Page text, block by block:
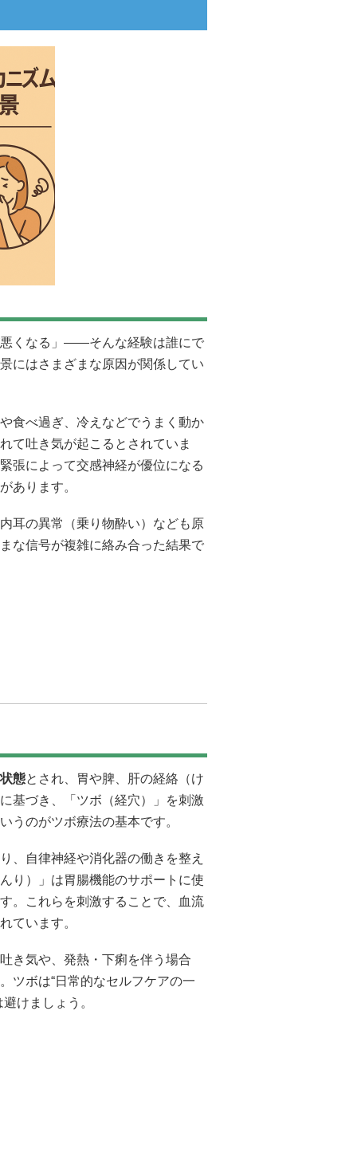
悪くなる」――そんな経験は誰にで
にはさまざまな原因が関係してい
食べ過ぎ、冷えなどでうまく動か
て吐き気が起こるとされていま
張によって交感神経が優位になる
あります。
耳の異常（乗り物酔い）なども原
な信号が複雑に絡み合った結果で
態とされ、胃や脾、肝の経絡（け
基づき、「ツボ（経穴）」を刺激
うのがツボ療法の基本です。
、自律神経や消化器の働きを整え
り）」は胃腸機能のサポートに使
。これらを刺激することで、血流
ています。
き気や、発熱・下痢を伴う場合
ツボは“日常的なセルフケアの一
けましょう。